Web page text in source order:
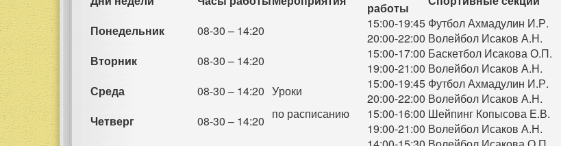
работы
Понедельник
08-30 – 14:20
Уроки
по расписанию
15:00-19:45 Футбол Ахмадулин И.Р.
20:00-22:00 Волейбол Исаков А.Н.
Вторник
08-30 – 14:20 15:00-17:00 Баскетбол Исакова О.П.
19:00-21:00 Волейбол Исаков А.Н.
Среда
08-30 – 14:20 15:00-19:45 Футбол Ахмадулин И.Р.
20:00-22:00 Волейбол Исаков А.Н.
Четверг
08-30 – 14:20 15:00-16:00 Шейпинг Копысова Е.В.
19:00-21:00 Волейбол Исаков А.Н.